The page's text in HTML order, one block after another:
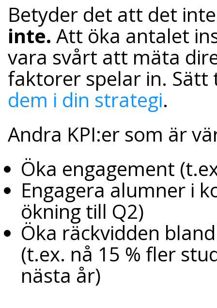
Betyder det att det
inte. Att öka antalet
vara svårt att mäta
faktorer spelar in.
dem i din strategi.
Andra KPI:er som är
Öka engagement
Engagera alumner i
ökning till Q2)
Öka räckvidden
(t.ex. nå 15 % fler
nästa år)